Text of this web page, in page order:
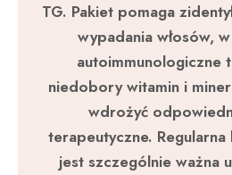
TG. Pakiet pomaga
wypadania włosów,
autoimmunologiczne
niedobory witamin i
wdrożyć
terapeutyczne.
jest szczególnie ważna